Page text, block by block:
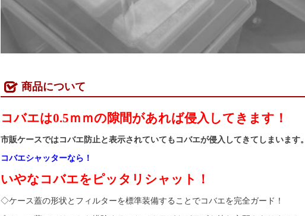
商品について
コバエは0.5ｍｍの隙間があれば侵入してきます！
市販ケースではコバエ防止と表示されていてもコバエが侵入してきてしまいます。
コバエシャッターなら！
いやなコバエをピッタリシャット！
◇ケース蓋の形状とフィルターを標準装備することでコバエを完全ガード！